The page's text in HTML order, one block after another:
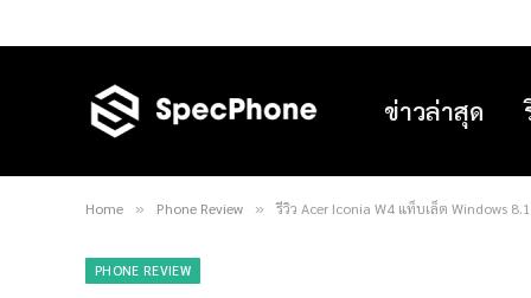
ข่าวล่าสุด
Home » Phone Review » รีวิว Acer Iconia W4 แท็บเล็ต Windows
PHONE REVIEW